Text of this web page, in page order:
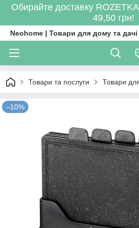
Обирайте доставку
49,50 грн!
Neohome | Товари для дому та дачі
Товари та послуги Товари
–10%